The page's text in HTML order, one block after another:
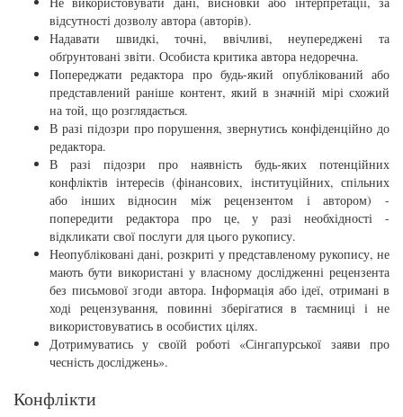
відсутності дозволу автора (авторів).
Надавати швидкі, точні, ввічливі, неупереджені та
обґрунтовані звіти. Особиста критика автора недоречна.
Попереджати редактора про будь-який опублікований або
представлений раніше контент, який в значній мірі схожий
на той, що розглядається.
В разі підозри про порушення, звернутись конфіденційно до
редактора.
В разі підозри про наявність будь-яких потенційних
конфліктів інтересів (фінансових, інституційних, спільних
або інших відносин між рецензентом і автором) -
попередити редактора про це, у разі необхідності -
відкликати свої послуги для цього рукопису.
Неопубліковані дані, розкриті у представленому рукопису, не
мають бути використані у власному дослідженні рецензента
без письмової згоди автора. Інформація або ідеї, отримані в
ході рецензування, повинні зберігатися в таємниці і не
використовуватись в особистих цілях.
Дотримуватись у своїй роботі «Сінгапурської заяви про
чесність досліджень».
Конфлікти